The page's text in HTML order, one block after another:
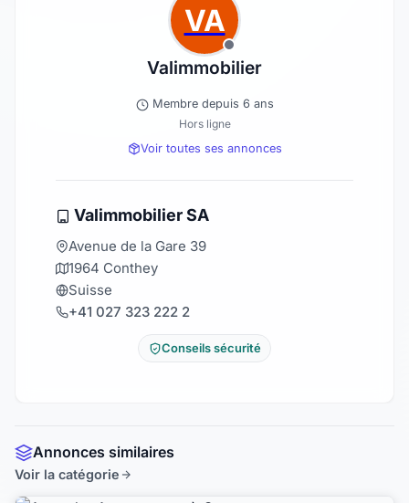
VA
Valimmobilier
Membre depuis 6 ans
Hors ligne
Voir toutes ses annonces
Valimmobilier SA
Avenue de la Gare 39
1964 Conthey
Suisse
+41 027 323 222 2
Conseils sécurité
Annonces similaires
Voir la catégorie